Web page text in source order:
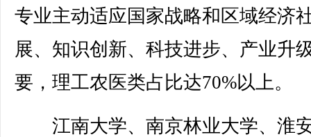
专业主动适应国家战略和区域经济
展、知识创新、科技进步、产业升
要，理工农医类占比达70%以上。
江南大学、南京林业大学、淮